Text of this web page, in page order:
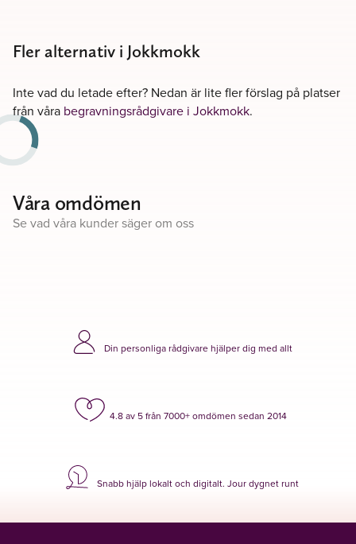
Fler alternativ i Jokkmokk
Inte vad du letade efter? Nedan är lite fler förslag på platser
från våra begravningsrådgivare i Jokkmokk.
Våra omdömen
Se vad våra kunder säger om oss
Din personliga rådgivare hjälper dig med allt
4.8 av 5 från 7000+ omdömen sedan 2014
Snabb hjälp lokalt och digitalt. Jour dygnet runt